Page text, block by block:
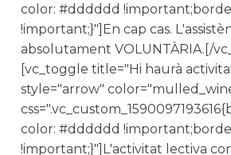
color: #dddddd
!important;}"]En cap cas.
absolutament VOLUNTÀRIA.[/
[vc_toggle title="Hi haurà
style="arrow"
color: #dddddd
!important;}"]L'activitat lectiva